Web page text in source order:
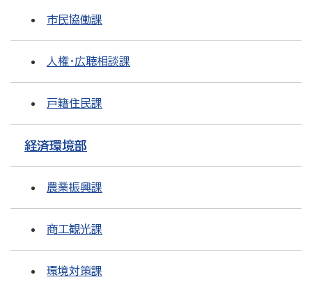
市民協働課
人権・広聴相談課
戸籍住民課
経済環境部
農業振興課
商工観光課
環境対策課